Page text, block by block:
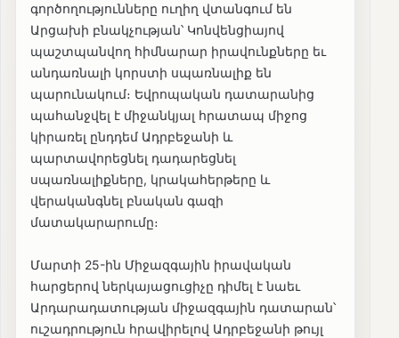
գործողությունները ուղիղ վտանգում են
Արցախի բնակչության՝ Կոնվենցիայով
պաշտպանվող հիմնարար իրավունքները եւ
անդառնալի կորստի սպառնալիք են
պարունակում։ Եվրոպական դատարանից
պահանջվել է միջանկյալ հրատապ միջոց
կիրառել ընդդեմ Ադրբեջանի և
պարտավորեցնել դադարեցնել
սպառնալիքները, կրակահերթերը և
վերականգնել բնական գազի
մատակարարումը։
Մարտի 25-ին Միջազգային իրավական
հարցերով ներկայացուցիչը դիմել է նաեւ
Արդարադատության միջազգային դատարան՝
ուշադրություն հրավիրելով Ադրբեջանի թույլ